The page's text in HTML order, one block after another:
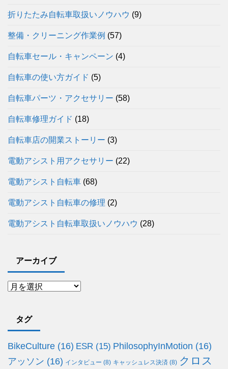
折りたたみ自転車取扱いノウハウ (9)
整備・クリーニング作業例 (57)
自転車セール・キャンペーン (4)
自転車の使い方ガイド (5)
自転車パーツ・アクセサリー (58)
自転車修理ガイド (18)
自転車店の開業ストーリー (3)
電動アシスト用アクセサリー (22)
電動アシスト自転車 (68)
電動アシスト自転車の修理 (2)
電動アシスト自転車取扱いノウハウ (28)
アーカイブ
タグ
BikeCulture (16) ESR (15) PhilosophyInMotion (16)
アッソン (16) インタビュー (8) キャッシュレス決済 (8) クロス